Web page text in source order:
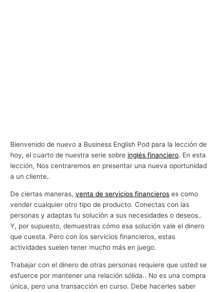
Bienvenido de nuevo a Business English Pod para la lección de
hoy, el cuarto de nuestra serie sobre inglés financiero. En esta
lección, Nos centraremos en presentar una nueva oportunidad
a un cliente..
De ciertas maneras,venta de servicios financieros es como
vender cualquier otro tipo de producto. Conectas con las
personas y adaptas tu solución a sus necesidades o deseos..
Y, por supuesto, demuestras cómo esa solución vale el dinero
que cuesta. Pero con los servicios financieros, estas
actividades suelen tener mucho más en juego.
Trabajar con el dinero de otras personas requiere que usted se
esfuerce por mantener una relación sólida.. No es una compra
única, pero una transacción en curso. Debe hacerles saber